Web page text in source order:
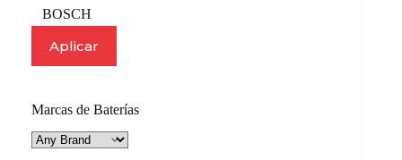
Marca
BOSCH
Aplicar
Marcas de Baterías